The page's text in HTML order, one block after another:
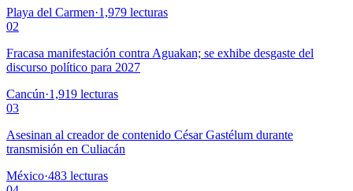
Playa del Carmen·1,979 lecturas
02
Fracasa manifestación contra Aguakan; se exhibe desgaste del
discurso político para 2027
Cancún·1,919 lecturas
03
Asesinan al creador de contenido César Gastélum durante
transmisión en Culiacán
México·483 lecturas